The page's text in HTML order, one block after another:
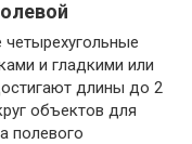
и гладкими или
длины до 2
объектов для
полевого